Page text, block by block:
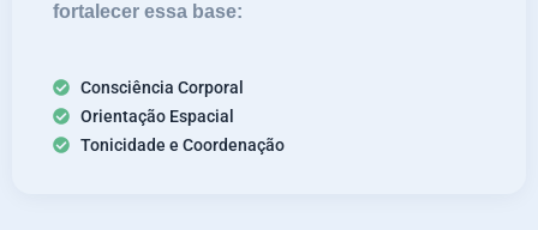
fortalecer essa base:
Consciência Corporal
Orientação Espacial
Tonicidade e Coordenação